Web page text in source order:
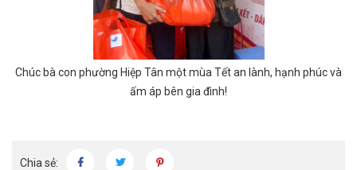
Chúc bà con phường Hiệp Tân một mùa Tết an lành, hạnh phúc và
ấm áp bên gia đình!
Chia sẻ: